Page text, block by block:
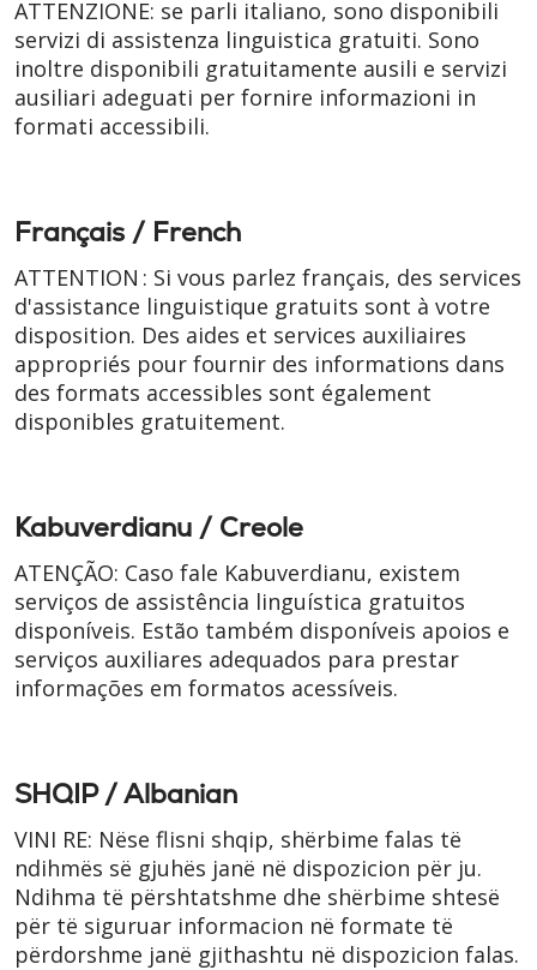
ATTENZIONE: se parli italiano, sono disponibili
servizi di assistenza linguistica gratuiti. Sono
inoltre disponibili gratuitamente ausili e servizi
ausiliari adeguati per fornire informazioni in
formati accessibili.
Français / French
ATTENTION : Si vous parlez français, des services
d'assistance linguistique gratuits sont à votre
disposition. Des aides et services auxiliaires
appropriés pour fournir des informations dans
des formats accessibles sont également
disponibles gratuitement.
Kabuverdianu / Creole
ATENÇÃO: Caso fale Kabuverdianu, existem
serviços de assistência linguística gratuitos
disponíveis. Estão também disponíveis apoios e
serviços auxiliares adequados para prestar
informações em formatos acessíveis.
SHQIP / Albanian
VINI RE: Nëse flisni shqip, shërbime falas të
ndihmës së gjuhës janë në dispozicion për ju.
Ndihma të përshtatshme dhe shërbime shtesë
për të siguruar informacion në formate të
përdorshme janë gjithashtu në dispozicion falas.